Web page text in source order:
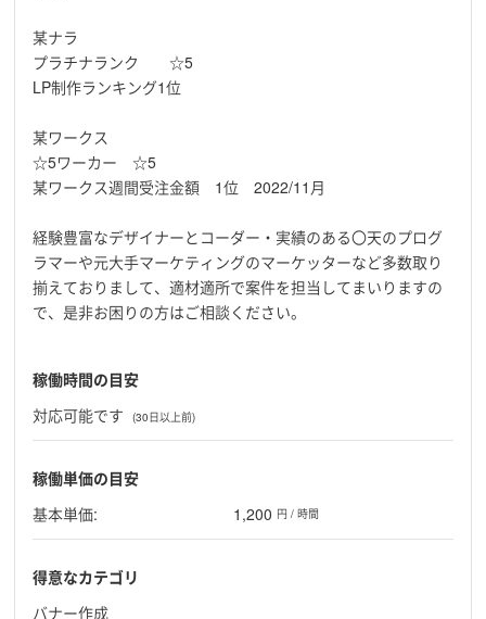
某ナラ
プラチナランク ☆5
LP制作ランキング1位
某ワークス
☆5ワーカー ☆5
某ワークス週間受注金額 1位 2022/11月
経験豊富なデザイナーとコーダー・実績のある〇天のプログ
ラマーや元大手マーケティングのマーケッターなど多数取り
揃えておりまして、適材適所で案件を担当してまいりますの
で、是非お困りの方はご相談ください。
稼働時間の目安
対応可能です
(30日以上前)
稼働単価の目安
基本単価:
1,200 円 / 時間
得意なカテゴリ
バナー作成